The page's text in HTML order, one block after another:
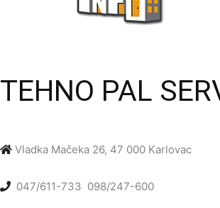
TEHNO PAL
Vladka Mačeka 26, 47 000 Karlovac
047/611-733 098/247-600